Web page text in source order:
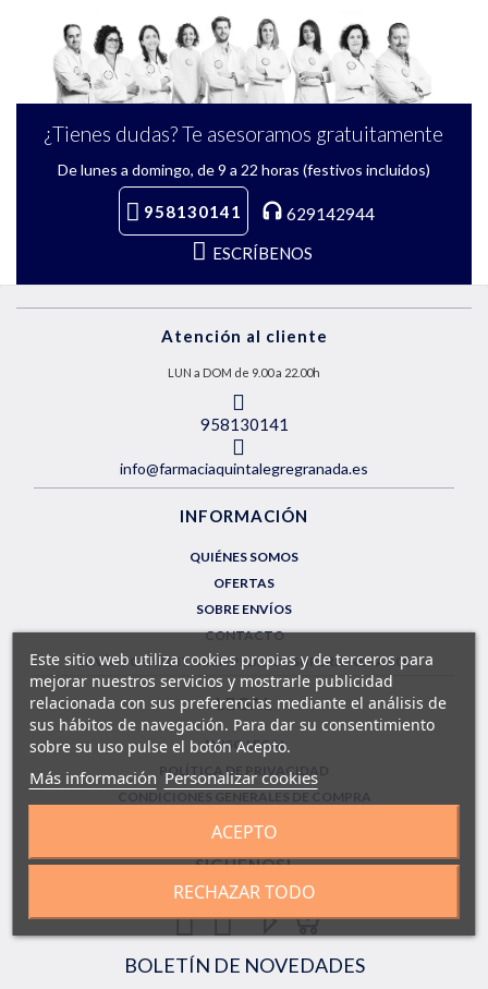
¿Tienes dudas? Te asesoramos gratuitamente
De lunes a domingo, de 9 a 22 horas (festivos incluidos)
958130141
629142944
ESCRÍBENOS
Atención al cliente
LUN a DOM de 9.00 a 22.00h
958130141
info@farmaciaquintalegregranada.es
INFORMACIÓN
QUIÉNES SOMOS
OFERTAS
SOBRE ENVÍOS
CONTACTO
ENVÍOS GRATUITOS EN PEDIDOS SUPERIORES A 60€
LEGAL
AVISO LEGAL
POLÍTICA DE PRIVACIDAD
FORMULARIO DE DEVOLUCIONES
SÍGUENOS!
BOLETÍN DE NOVEDADES
Este sitio web utiliza cookies propias y de terceros para
mejorar nuestros servicios y mostrarle publicidad
relacionada con sus preferencias mediante el análisis de
sus hábitos de navegación. Para dar su consentimiento
sobre su uso pulse el botón Acepto.
Más información Personalizar cookies
RECHAZAR TODO
ACEPTO